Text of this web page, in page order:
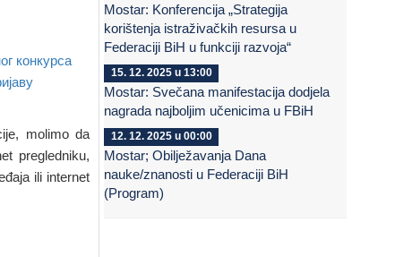
конкурса
molimo da
pregledniku,
ili internet
Mostar: Konferencija „Strategija
korištenja istraživačkih resursa u
Federaciji BiH u funkciji razvoja“
15. 12. 2025 u 13:00
Mostar: Svečana manifestacija dodjela
nagrada najboljim učenicima u FBiH
12. 12. 2025 u 00:00
Mostar; Obilježavanja Dana
nauke/znanosti u Federaciji BiH
(Program)